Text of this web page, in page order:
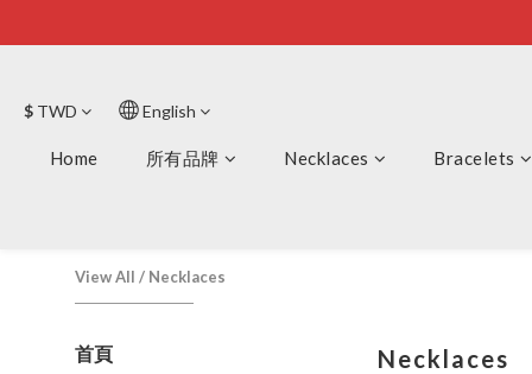
$ TWD English
Home 所有品牌 Necklaces Bracelets
View All / Necklaces
首頁
Necklaces